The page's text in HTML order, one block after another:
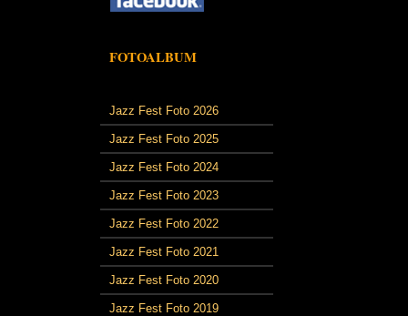
FOTOALBUM
Jazz Fest Foto 2026
Jazz Fest Foto 2025
Jazz Fest Foto 2024
Jazz Fest Foto 2023
Jazz Fest Foto 2022
Jazz Fest Foto 2021
Jazz Fest Foto 2020
Jazz Fest Foto 2019